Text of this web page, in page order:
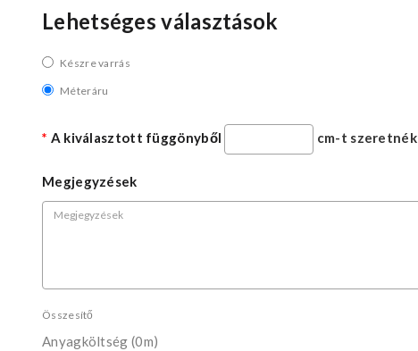
Lehetséges választások
Készre varrás
Méteráru
A kiválasztott függönyből cm-t szeretnék
Megjegyzések
Összesítő
Anyagköltség (0m)